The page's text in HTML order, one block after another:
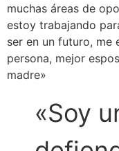
muchas áreas de
estoy trabajando
ser en un futuro, me
persona, mejor
madre»
«Soy